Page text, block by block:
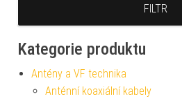
FILTR
Kategorie produktu
Antény a VF technika
Anténní koaxiální kabely